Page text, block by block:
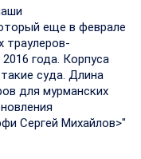
еще в феврале
траулеров-
года. Корпуса
суда. Длина
для мурманских
Сергей Михайлов>"